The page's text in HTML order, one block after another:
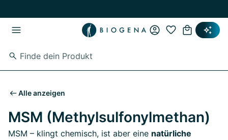
Alle anzeigen
MSM (Methylsulfonylmethan)
MSM – klingt chemisch, ist aber eine natürliche